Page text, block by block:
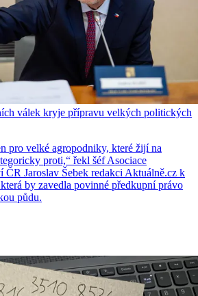
válek kryje přípravu velkých politických
pro velké agropodniky, které žijí na
proti,“ řekl šéf Asociace
ČR Jaroslav Šebek redakci Aktuálně.cz k
by zavedla povinné předkupní právo
půdu.